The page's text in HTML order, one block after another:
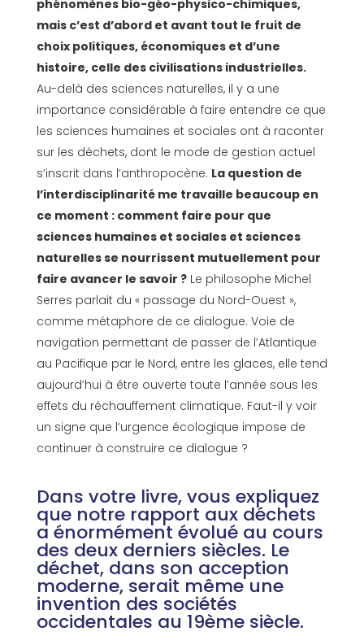
phénomènes bio-géo-physico-chimiques,
mais c’est d’abord et avant tout le fruit de
choix politiques, économiques et d’une
histoire, celle des civilisations industrielles.
Au-delà des sciences naturelles, il y a une
importance considérable à faire entendre ce que
les sciences humaines et sociales ont à raconter
sur les déchets, dont le mode de gestion actuel
s’inscrit dans l’anthropocène. La question de
l’interdisciplinarité me travaille beaucoup en
ce moment : comment faire pour que
sciences humaines et sociales et sciences
naturelles se nourrissent mutuellement pour
faire avancer le savoir ?Le philosophe Michel
Serres parlait du « passage du Nord-Ouest »,
comme métaphore de ce dialogue. Voie de
navigation permettant de passer de l’Atlantique
au Pacifique par le Nord, entre les glaces, elle tend
aujourd’hui à être ouverte toute l’année sous les
effets du réchauffement climatique. Faut-il y voir
un signe que l’urgence écologique impose de
continuer à construire ce dialogue ?
Dans votre livre, vous expliquez
que notre rapport aux déchets
a énormément évolué au cours
des deux derniers siècles. Le
déchet, dans son acception
moderne, serait même une
invention des sociétés
occidentales au 19ème siècle.